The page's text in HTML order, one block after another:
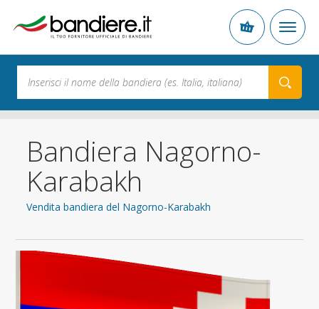
Bandiera Nagorno-
Karabakh
Vendita bandiera del Nagorno-Karabakh